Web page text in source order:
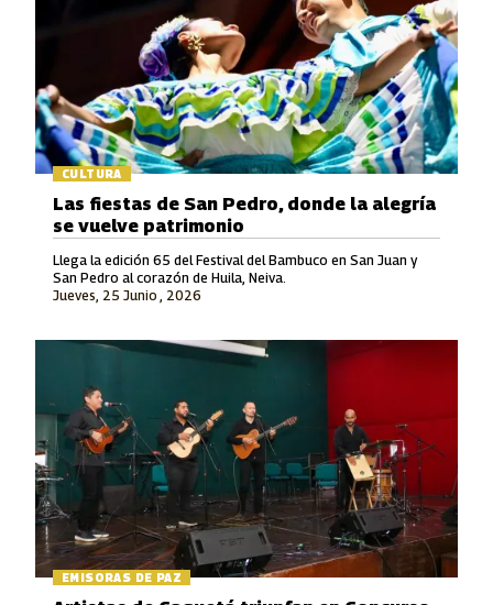
CULTURA
Jueves, 25 Junio , 2026
Las fiestas de San Pedro, donde la alegría
se vuelve patrimonio
Llega la edición 65 del Festival del Bambuco en San Juan y
San Pedro al corazón de Huila, Neiva.
EMISORAS DE PAZ